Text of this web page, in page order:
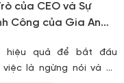
của CEO và Sự
Công của Gia An
hiệu quả để bắt đầu
là ngừng nói và cứ